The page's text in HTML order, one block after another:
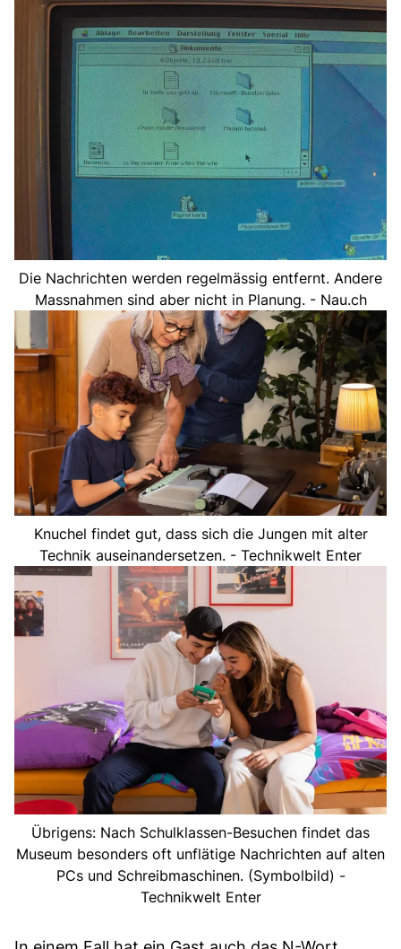
Die Nachrichten werden regelmässig entfernt. Andere
Massnahmen sind aber nicht in Planung. - Nau.ch
Knuchel findet gut, dass sich die Jungen mit alter
Technik auseinandersetzen. - Technikwelt Enter
Übrigens: Nach Schulklassen-Besuchen findet das
Museum besonders oft unflätige Nachrichten auf alten
PCs und Schreibmaschinen. (Symbolbild) -
Technikwelt Enter